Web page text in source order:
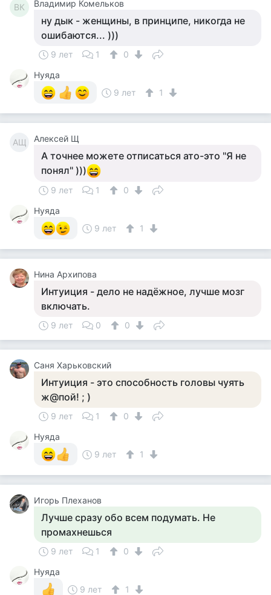
ВК Владимир Комельков
ну дык - женщины, в принципе, никогда не
ошибаются... )))
9 лет 1
0
Нуяда
9 лет
1
АЩ Алексей Щ
А точнее можете отписаться ато-это "Я не
понял" )))
9 лет 1
0
Нуяда
9 лет
1
Нина Архипова
Интуиция - дело не надёжное, лучше мозг
включать.
9 лет 0 0
Саня Харьковский
Интуиция - это способность головы чуять
ж@пой! ; )
9 лет 1
0
Нуяда
9 лет
1
Игорь Плеханов
Лучше сразу обо всем подумать. Не
промахнешься
9 лет 1
0
Нуяда
9 лет
1